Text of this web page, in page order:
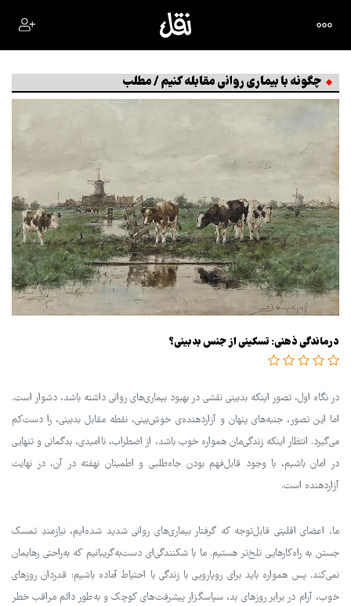
چگونه با بیماری روانی مقابله کنیم / مطلب
درماندگی ذهنی: تسکینی از جنس بدبینی؟
در نگاه اول، تصور اینکه بدبینی نقشی در بهبود بیماری‌های روانی داشته باشد، دشوار است.
اما این تصور، جنبه‌های پنهان و آزاردهنده‌ی خوش‌بینی، نقطه مقابل بدبینی، را دست‌کم
می‌گیرد. انتظار اینکه زندگی‌مان همواره خوب باشد، از اضطراب، ناامیدی، بدگمانی و تنهایی
در امان باشیم، با وجود قابل‌فهم بودن جاه‌طلبی و اطمینان نهفته در آن، در نهایت
آزاردهنده است.
ما، اعضای اقلیتی قابل‌توجه که گرفتار بیماری‌های روانی شدید شده‌ایم، نیازمندِ تمسک‌
جستن به راه‌کارهایی تلخ‌تر هستیم. ما با شکنندگی‌ای دست‌به‌گریبانیم که به‌راحتی رهایمان
نمی‌کند. پس همواره باید برای رویارویی با زندگی با احتیاط آماده باشیم: قدردان روزهای
خوب، آرام در برابر روزهای بد، سپاسگزار پیشرفت‌های کوچک و به‌طور دائم مراقب خطر